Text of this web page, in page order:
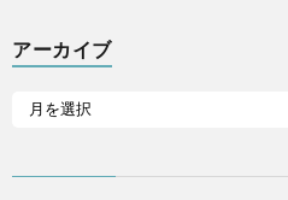
アーカイブ